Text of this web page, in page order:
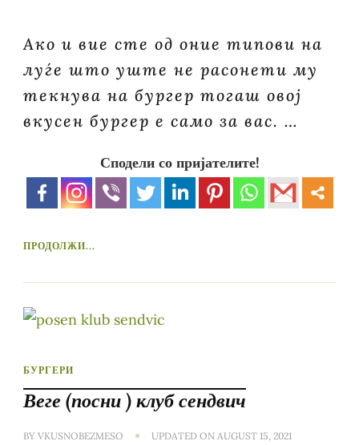
Ако и вие сте од оние типови на
луѓе што уште не расонети му
текнува на бургер тогаш овој
вкусен бургер е само за вас. …
Сподели со пријателите!
ПРОДОЛЖИ...
БУРГЕРИ
Веге (посни ) клуб сендвич
BY VKUSNOBEZMESO UPDATED ON AUGUST 15, 2021